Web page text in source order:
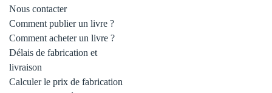
Nous contacter
Comment publier un livre ?
Comment acheter un livre ?
Délais de fabrication et
livraison
Calculer le prix de fabrication